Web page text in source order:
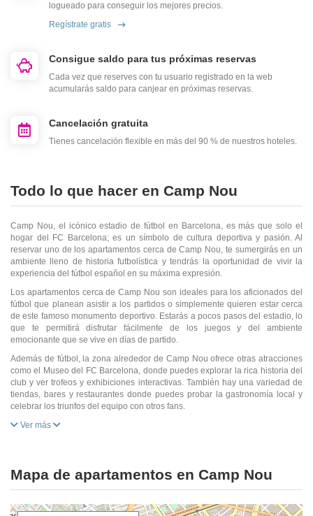
logueado para conseguir los mejores precios.
Regístrate gratis
Consigue saldo para tus próximas reservas
Cada vez que reserves con tu usuario registrado en la web
acumularás saldo para canjear en próximas reservas.
Cancelación gratuita
Tienes cancelación flexible en más del 90 % de nuestros hoteles.
Todo lo que hacer en Camp Nou
Camp Nou, el icónico estadio de fútbol en Barcelona, es más que solo el
hogar del FC Barcelona; es un símbolo de cultura deportiva y pasión. Al
reservar uno de los apartamentos cerca de Camp Nou, te sumergirás en un
ambiente lleno de historia futbolística y tendrás la oportunidad de vivir la
experiencia del fútbol español en su máxima expresión.
Los apartamentos cerca de Camp Nou son ideales para los aficionados del
fútbol que planean asistir a los partidos o simplemente quieren estar cerca
de este famoso monumento deportivo. Estarás a pocos pasos del estadio, lo
que te permitirá disfrutar fácilmente de los juegos y del ambiente
emocionante que se vive en días de partido.
Además de fútbol, la zona alrededor de Camp Nou ofrece otras atracciones
como el Museo del FC Barcelona, donde puedes explorar la rica historia del
club y ver trofeos y exhibiciones interactivas. También hay una variedad de
tiendas, bares y restaurantes donde puedes probar la gastronomía local y
celebrar los triunfos del equipo con otros fans.
Ver más
Mapa de apartamentos en Camp Nou